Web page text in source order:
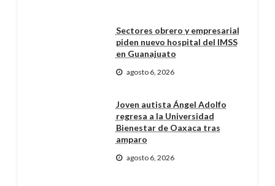
Sectores obrero y empresarial
piden nuevo hospital del IMSS
en Guanajuato
agosto 6, 2026
Joven autista Ángel Adolfo
regresa a la Universidad
Bienestar de Oaxaca tras
amparo
agosto 6, 2026